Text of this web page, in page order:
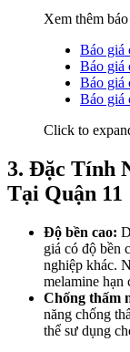
Xem thêm
Báo giá
Báo giá
Báo giá
Báo giá
Click to
3. Đặc Tính
Tại Quận 11​
Độ bền cao:
giá có độ bền
nghiệp khác.
melamine hạn
Chống thấm
năng chống
thể sư dụng